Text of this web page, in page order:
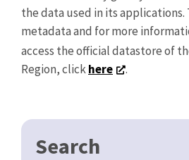
the data used in its applications.
metadata and for more
access the official datastore of
Region, clickhere .
Search